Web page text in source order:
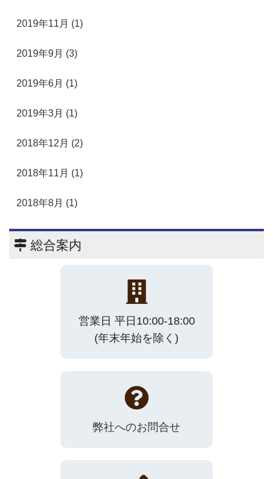
2019年11月 (1)
2019年9月 (3)
2019年6月 (1)
2019年3月 (1)
2018年12月 (2)
2018年11月 (1)
2018年8月 (1)
総合案内
営業日 平日10:00-18:00
(年末年始を除く)
弊社へのお問合せ